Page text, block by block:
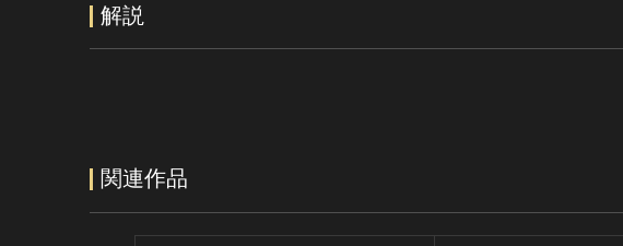
解説
関連作品